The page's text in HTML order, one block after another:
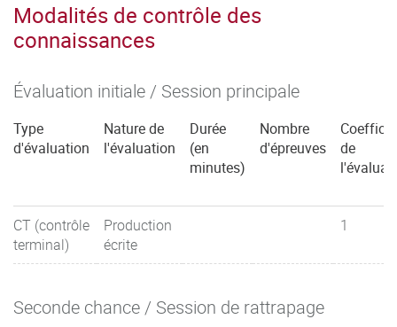
Modalités de contrôle des
connaissances
Évaluation initiale / Session principale
Type
d'évaluation
Nature de
l'évaluation
Durée
(en
minutes)
Nombre
d'épreuves
de
CT (contrôle
terminal)
Production
écrite
1
Seconde chance / Session de rattrapage